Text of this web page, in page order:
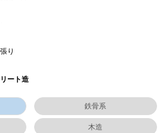
り
ート造
鉄骨系
木造